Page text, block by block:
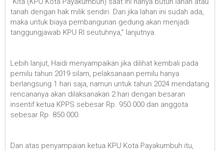
tanah dengan hak milik sendiri. Dan jika lahan ini sudah ada,
maka untuk biaya pembangunan gedung akan menjadi
tanggungjawab KPU RI seutuhnya,” lanjutnya.
Lebih lanjut, Haidi menyampaikan jika dilihat kembali pada
pemilu tahun 2019 silam, pelaksanaan pemilu hanya
berlangsung 1 hari saja, namun untuk tahun 2024 mendatang
rencananya akan dilaksanakan 2 hari dengan besaran
insentif ketua KPPS sebesar Rp. 950.000 dan anggota
sebesar Rp. 850.000.
Dan atas penyampaian ketua KPU Kota Payakumbuh itu,